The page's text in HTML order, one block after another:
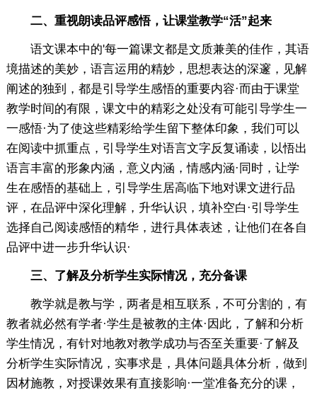
二、重视朗读品评感悟，让课堂教学“活”起来
语文课本中的'每一篇课文都是文质兼美的佳作，其语
境描述的美妙，语言运用的精妙，思想表达的深邃，见解
阐述的独到，都是引导学生感悟的重要内容·而由于课堂
教学时间的有限，课文中的精彩之处没有可能引导学生一
一感悟·为了使这些精彩给学生留下整体印象，我们可以
在阅读中抓重点，引导学生对语言文字反复诵读，以悟出
语言丰富的形象内涵，意义内涵，情感内涵·同时，让学
生在感悟的基础上，引导学生居高临下地对课文进行品
评，在品评中深化理解，升华认识，填补空白·引导学生
选择自己阅读感悟的精华，进行具体表述，让他们在各自
品评中进一步升华认识·
三、了解及分析学生实际情况，充分备课
教学就是教与学，两者是相互联系，不可分割的，有
教者就必然有学者·学生是被教的主体·因此，了解和分析
学生情况，有针对地教对教学成功与否至关重要·了解及
分析学生实际情况，实事求是，具体问题具体分析，做到
因材施教，对授课效果有直接影响·一堂准备充分的课，